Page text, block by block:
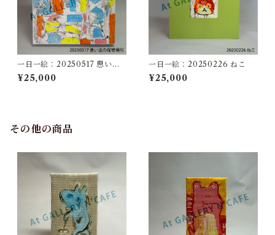
一日一絵：20250517 思い出
の保管場所
¥25,000
一日一絵：20250226 ねこ
¥25,000
その他の商品